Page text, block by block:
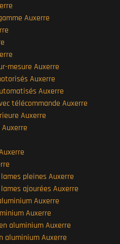
Auxerre
mesure Auxerre
Auxerre
Auxerre
télécommande Auxerre
Auxerre
pleines Auxerre
ajourées Auxerre
Auxerre
Auxerre
aluminium Auxerre
aluminium Auxerre